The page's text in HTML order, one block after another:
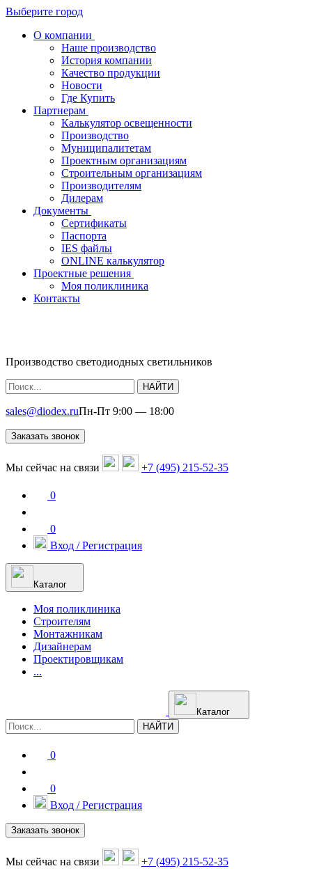
Выберите город
О компании
Наше производство
История компании
Качество продукции
Новости
Где Купить
Партнерам
Калькулятор освещенности
Производство
Муниципалитетам
Проектным организациям
Строительным организациям
Производителям
Дилерам
Документы
Сертификаты
Паспорта
IES файлы
ONLINE калькулятор
Проектные решения
Моя поликлиника
Контакты
Производство светодиодных светильников
НАЙТИ
sales@diodex.ruПн-Пт 9:00 — 18:00
Заказать звонок
Мы сейчас на связи +7 (495) 215-52-35
0
0
Вход / Регистрация
Каталог
Моя поликлиника
Строителям
Монтажникам
Дизайнерам
Проектировщикам
...
Каталог
НАЙТИ
0
0
Вход / Регистрация
Заказать звонок
Мы сейчас на связи +7 (495) 215-52-35